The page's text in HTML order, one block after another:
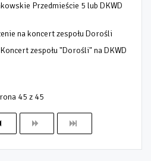
Przedmieście 5 lub DKWD
zespołu "Dorośli" na DKWD
45 z 45